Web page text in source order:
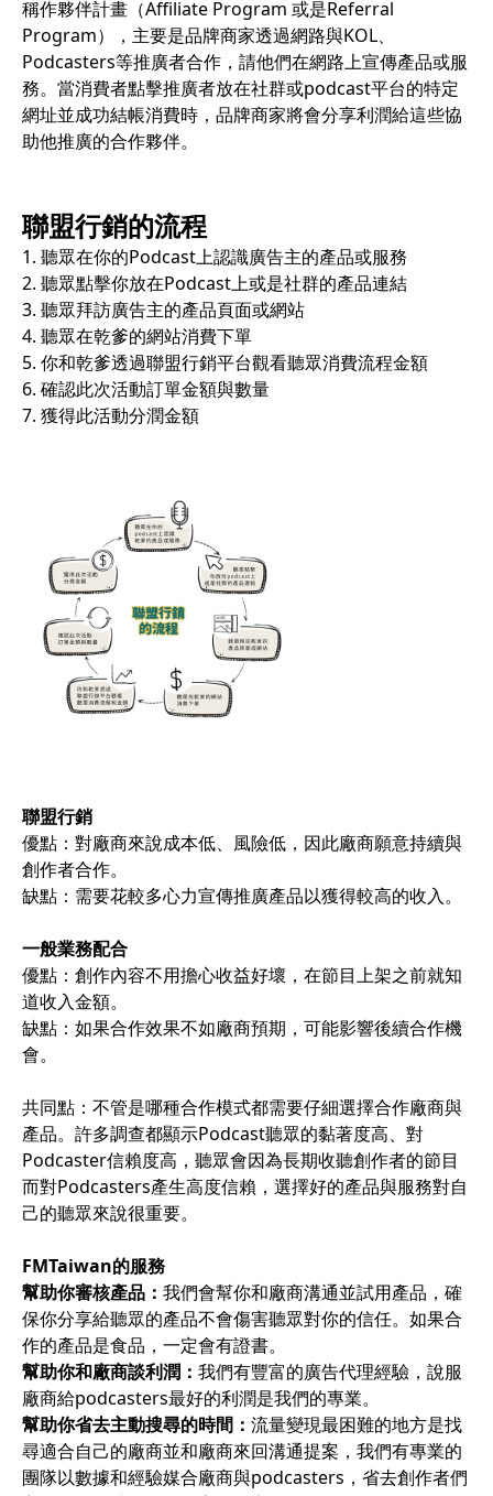
稱作夥伴計畫（Affiliate Program 或是Referral
Program），主要是品牌商家透過網路與KOL、
Podcasters等推廣者合作，請他們在網路上宣傳產品或服
務。當消費者點擊推廣者放在社群或podcast平台的特定
網址並成功結帳消費時，品牌商家將會分享利潤給這些協
助他推廣的合作夥伴。
聯盟行銷的流程
1. 聽眾在你的Podcast上認識廣告主的產品或服務
2. 聽眾點擊你放在Podcast上或是社群的產品連結
3. 聽眾拜訪廣告主的產品頁面或網站
4. 聽眾在乾爹的網站消費下單
5. 你和乾爹透過聯盟行銷平台觀看聽眾消費流程金額
6. 確認此次活動訂單金額與數量
7. 獲得此活動分潤金額
聯盟行銷
優點：對廠商來說成本低、風險低，因此廠商願意持續與
創作者合作。
缺點：需要花較多心力宣傳推廣產品以獲得較高的收入。
一般業務配合
優點：創作內容不用擔心收益好壞，在節目上架之前就知
道收入金額。
缺點：如果合作效果不如廠商預期，可能影響後續合作機
會。
共同點：不管是哪種合作模式都需要仔細選擇合作廠商與
產品。許多調查都顯示Podcast聽眾的黏著度高、對
Podcaster信賴度高，聽眾會因為長期收聽創作者的節目
而對Podcasters產生高度信賴，選擇好的產品與服務對自
己的聽眾來說很重要。
FMTaiwan的服務
幫助你審核產品： 我們會幫你和廠商溝通並試用產品，確
保你分享給聽眾的產品不會傷害聽眾對你的信任。如果合
作的產品是食品，一定會有證書。
幫助你和廠商談利潤： 我們有豐富的廣告代理經驗，說服
廠商給podcasters最好的利潤是我們的專業。
幫助你省去主動搜尋的時間： 流量變現最困難的地方是找
尋適合自己的廠商並和廠商來回溝通提案，我們有專業的
團隊以數據和經驗媒合廠商與podcasters，省去創作者們